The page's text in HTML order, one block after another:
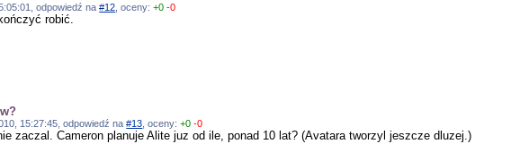
odpowiedź na#12 , oceny:+0 -0
robić.
15:27:45, odpowiedź na#13 , oceny:+0 -0
zaczal. Cameron planuje Alite juz od ile, ponad 10 lat? (Avatara tworzyl jeszcze dluzej.)